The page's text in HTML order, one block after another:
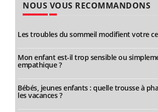
NOUS VOUS RECOMMANDONS
Les troubles du sommeil modifient votre
Mon enfant est-il trop sensible ou
empathique ?
Bébés, jeunes enfants : quelle trousse à
les vacances ?